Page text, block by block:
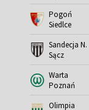
Pogoń
Siedlce
Sandecja N.
Sącz
Warta
Poznań
Olimpia